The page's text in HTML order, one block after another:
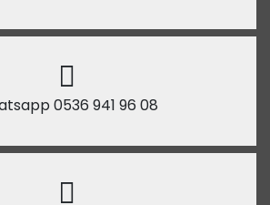
0536 941 96 08